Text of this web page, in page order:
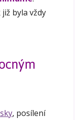
byla vždy
, posílení